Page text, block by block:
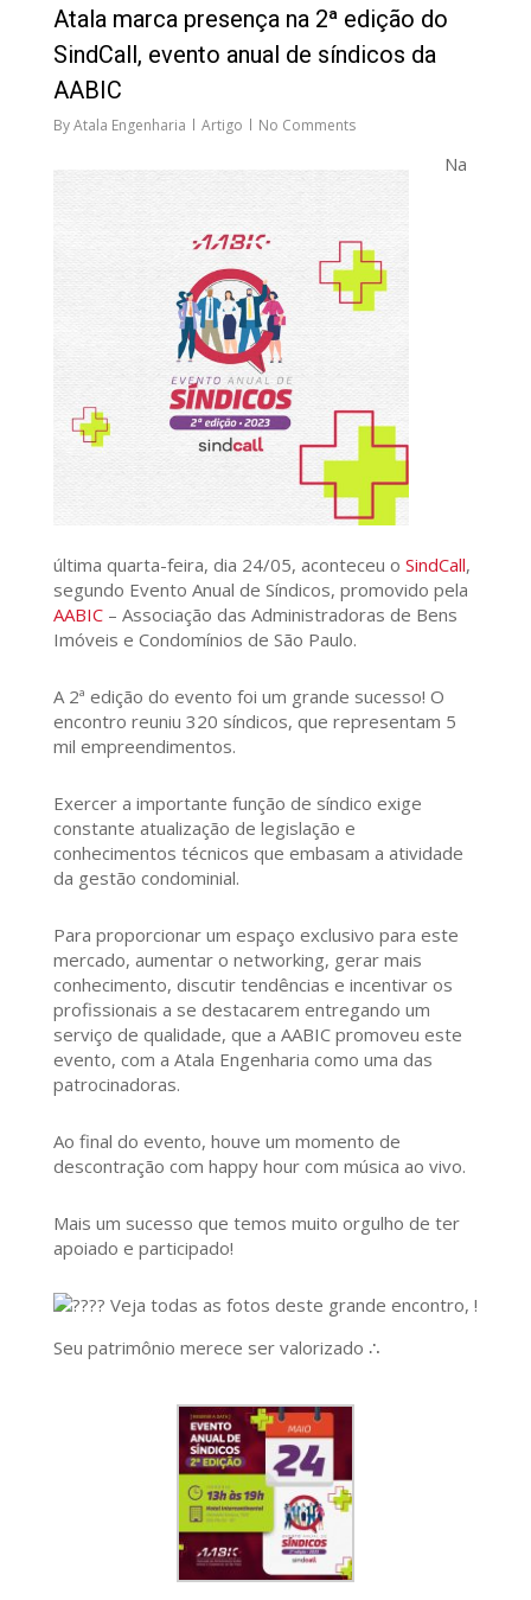
Atala marca presença na 2ª edição do
SindCall, evento anual de síndicos da
AABIC
ByAtala Engenharia Artigo No Comments
Na
última quarta-feira, dia 24/05, aconteceu o SindCall,
segundo Evento Anual de Síndicos, promovido pela
AABIC– Associação das Administradoras de Bens
Imóveis e Condomínios de São Paulo.
A 2ª edição do evento foi um grande sucesso! O
encontro reuniu 320 síndicos, que representam 5
mil empreendimentos.
Exercer a importante função de síndico exige
constante atualização de legislação e
conhecimentos técnicos que embasam a atividade
da gestão condominial.
Para proporcionar um espaço exclusivo para este
mercado, aumentar o networking, gerar mais
conhecimento, discutir tendências e incentivar os
profissionais a se destacarem entregando um
serviço de qualidade, que a AABIC promoveu este
evento, com a Atala Engenharia como uma das
patrocinadoras.
Ao final do evento, houve um momento de
descontração com happy hour com música ao vivo.
Mais um sucesso que temos muito orgulho de ter
apoiado e participado!
Veja todas as fotos deste grande encontro, !
Seu patrimônio merece ser valorizado ∴